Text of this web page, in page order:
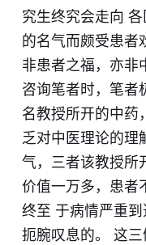
究生终究会走向
的名气而颇受患者
非患者之福，亦非
咨询笔者时，笔者
名教授所开的中药
乏对中医理论的理
气，三者该教授所
价值一万多，患者
终至 于病情严重
扼腕叹息的。 这